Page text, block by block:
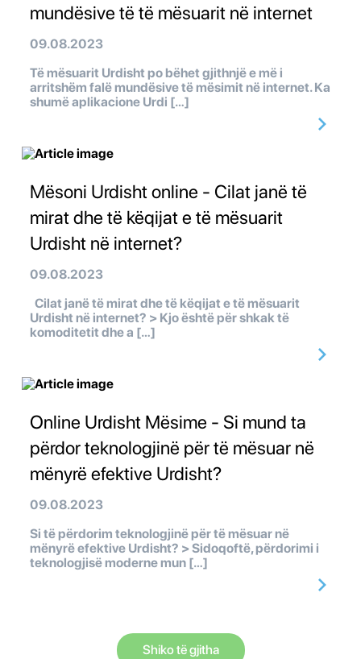
mundësive të të mësuarit në internet
09.08.2023
Të mësuarit Urdisht po bëhet gjithnjë e më i
arritshëm falë mundësive të mësimit në internet. Ka
shumë aplikacione Urdi […]
Mësoni Urdisht online - Cilat janë të
mirat dhe të këqijat e të mësuarit
Urdisht në internet?
09.08.2023
Cilat janë të mirat dhe të këqijat e të mësuarit
Urdisht në internet? > Kjo është për shkak të
komoditetit dhe a […]
Online Urdisht Mësime - Si mund ta
përdor teknologjinë për të mësuar në
mënyrë efektive Urdisht?
09.08.2023
Si të përdorim teknologjinë për të mësuar në
mënyrë efektive Urdisht? > Sidoqoftë, përdorimi i
teknologjisë moderne mun […]
Shiko të gjitha